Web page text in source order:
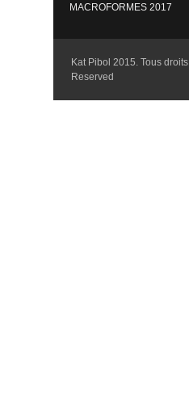
MACROFORMES 2017
Kat Pibol 2015. Tous
Reserved